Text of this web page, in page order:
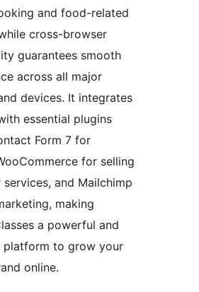
and food-related
cross-browser
guarantees smooth
across all major
devices. It integrates
essential plugins
Form 7 for
for selling
and Mailchimp
making
a powerful and
platform to grow your
online.